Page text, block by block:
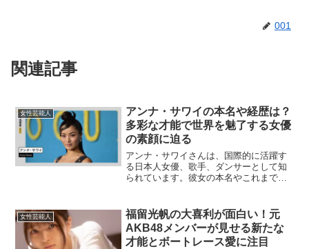
001
関連記事
女性芸能人
アンナ・サワイの本名や経歴は？
多彩な才能で世界を魅了する女優
の素顔に迫る
アンナ・サワイさんは、国際的に活躍す
る日本人女優、歌手、ダンサーとして知
られています。彼女の本名やこれまでの
イさんの本名は「澤井杏奈（さわい あん
な）」です。彼女は特に...
女性芸能人
福留光帆の大喜利が面白い！元
AKB48メンバーが見せる新たな
才能とボートレース愛に注目